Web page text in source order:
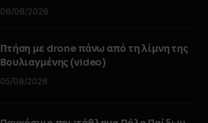
06/08/2026
Πτήση με drone πάνω από τη λίμνη της
Βουλιαγμένης (video)
05/08/2026